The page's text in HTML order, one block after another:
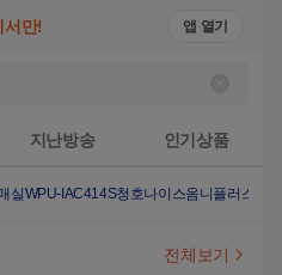
서만! 앱 열기
지난방송 인기상품
실 WPU-IAC414S청호나이스옴니플러스
전체보기